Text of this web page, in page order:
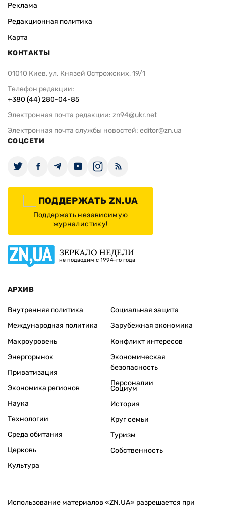
Реклама
Редакционная политика
Карта
КОНТАКТЫ
01010 Киев, ул. Князей Острожских, 19/1
Телефон редакции:
+380 (44) 280-04-85
Электронная почта редакции: zn94@ukr.net
Электронная почта службы новостей: editor@zn.ua
СОЦСЕТИ
ПОДДЕРЖАТЬ ZN.UA
Поддержать независимую
журналистику!
ЗЕРКАЛО НЕДЕЛИ
не подводим с 1994-го года
АРХИВ
Внутренняя политика
Международная политика
Макроуровень
Энергорынок
Приватизация
Экономика регионов
Социальная защита
Зарубежная экономика
Конфликт интересов
Экономическая
безопасность
Персоналии
Наука
Технологии
Среда обитания
Церковь
Культура
Социум
История
Круг семьи
Туризм
Собственность
Использование материалов «ZN.UA» разрешается при